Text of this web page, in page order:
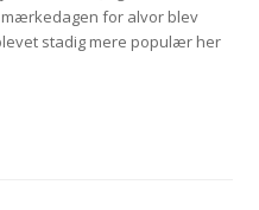
mærkedagen for alvor blev
stadig mere populær her